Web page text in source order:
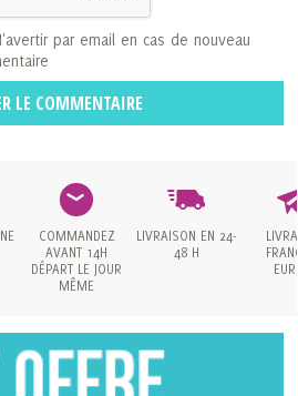
par email en cas de nouveau
LE COMMENTAIRE
COMMANDEZ
AVANT 14H
DÉPART LE JOUR
MÊME
LIVRAISON EN 24-
48 H